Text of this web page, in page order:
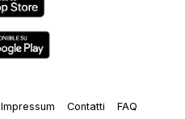
Impressum Contatti
FAQ